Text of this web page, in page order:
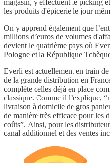
magasin, y effectuent le picking
les produits d'épicerie le jour
On y apprend également que
millions d’euros de volumes
devient le quatrième pays où
Pologne et la République
Everli est actuellement en train
de la grande distribution en
complète celles déjà en place
classique. Comme il l’explique,
livraison à domicile de gros
de manière très efficace pour les
coûts”. Ainsi, pour les
canal additionnel et des ventes